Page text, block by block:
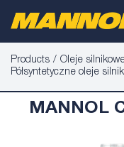
Products
Oleje
Półsyntetyczne oleje
MANNOL